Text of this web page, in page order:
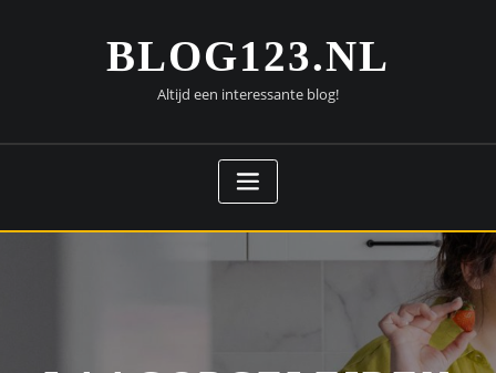
BLOG123.NL
Altijd een interessante blog!